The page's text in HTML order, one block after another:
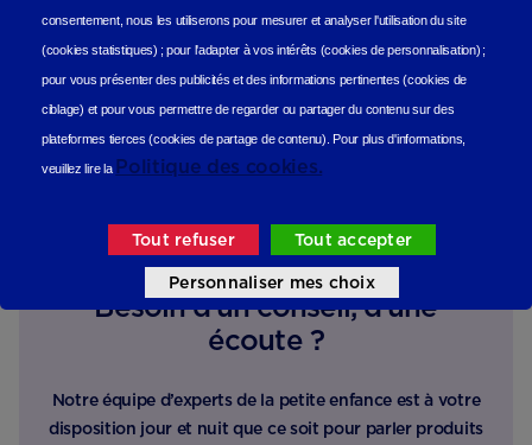
Besoin d’un conseil, d’une
écoute ?
Notre équipe d’experts de la petite enfance est à votre
disposition jour et nuit que ce soit pour parler produits
consentement, nous les utiliseronspour mesurer et analyser l'utilisation du site
(cookies statistiques) ;pour l'adapter à vos intérêts (cookies de personnalisation) ;
pour vous présenter des publicités et des informations pertinentes (cookies de
ciblage) et pour vous permettre de regarder ou partager du contenu sur des
plateformes tierces (cookies de partage de contenu). Pour plus d'informations,
veuillez lire la Politique des cookies.
Tout refuser Tout accepter
Personnaliser mes choix